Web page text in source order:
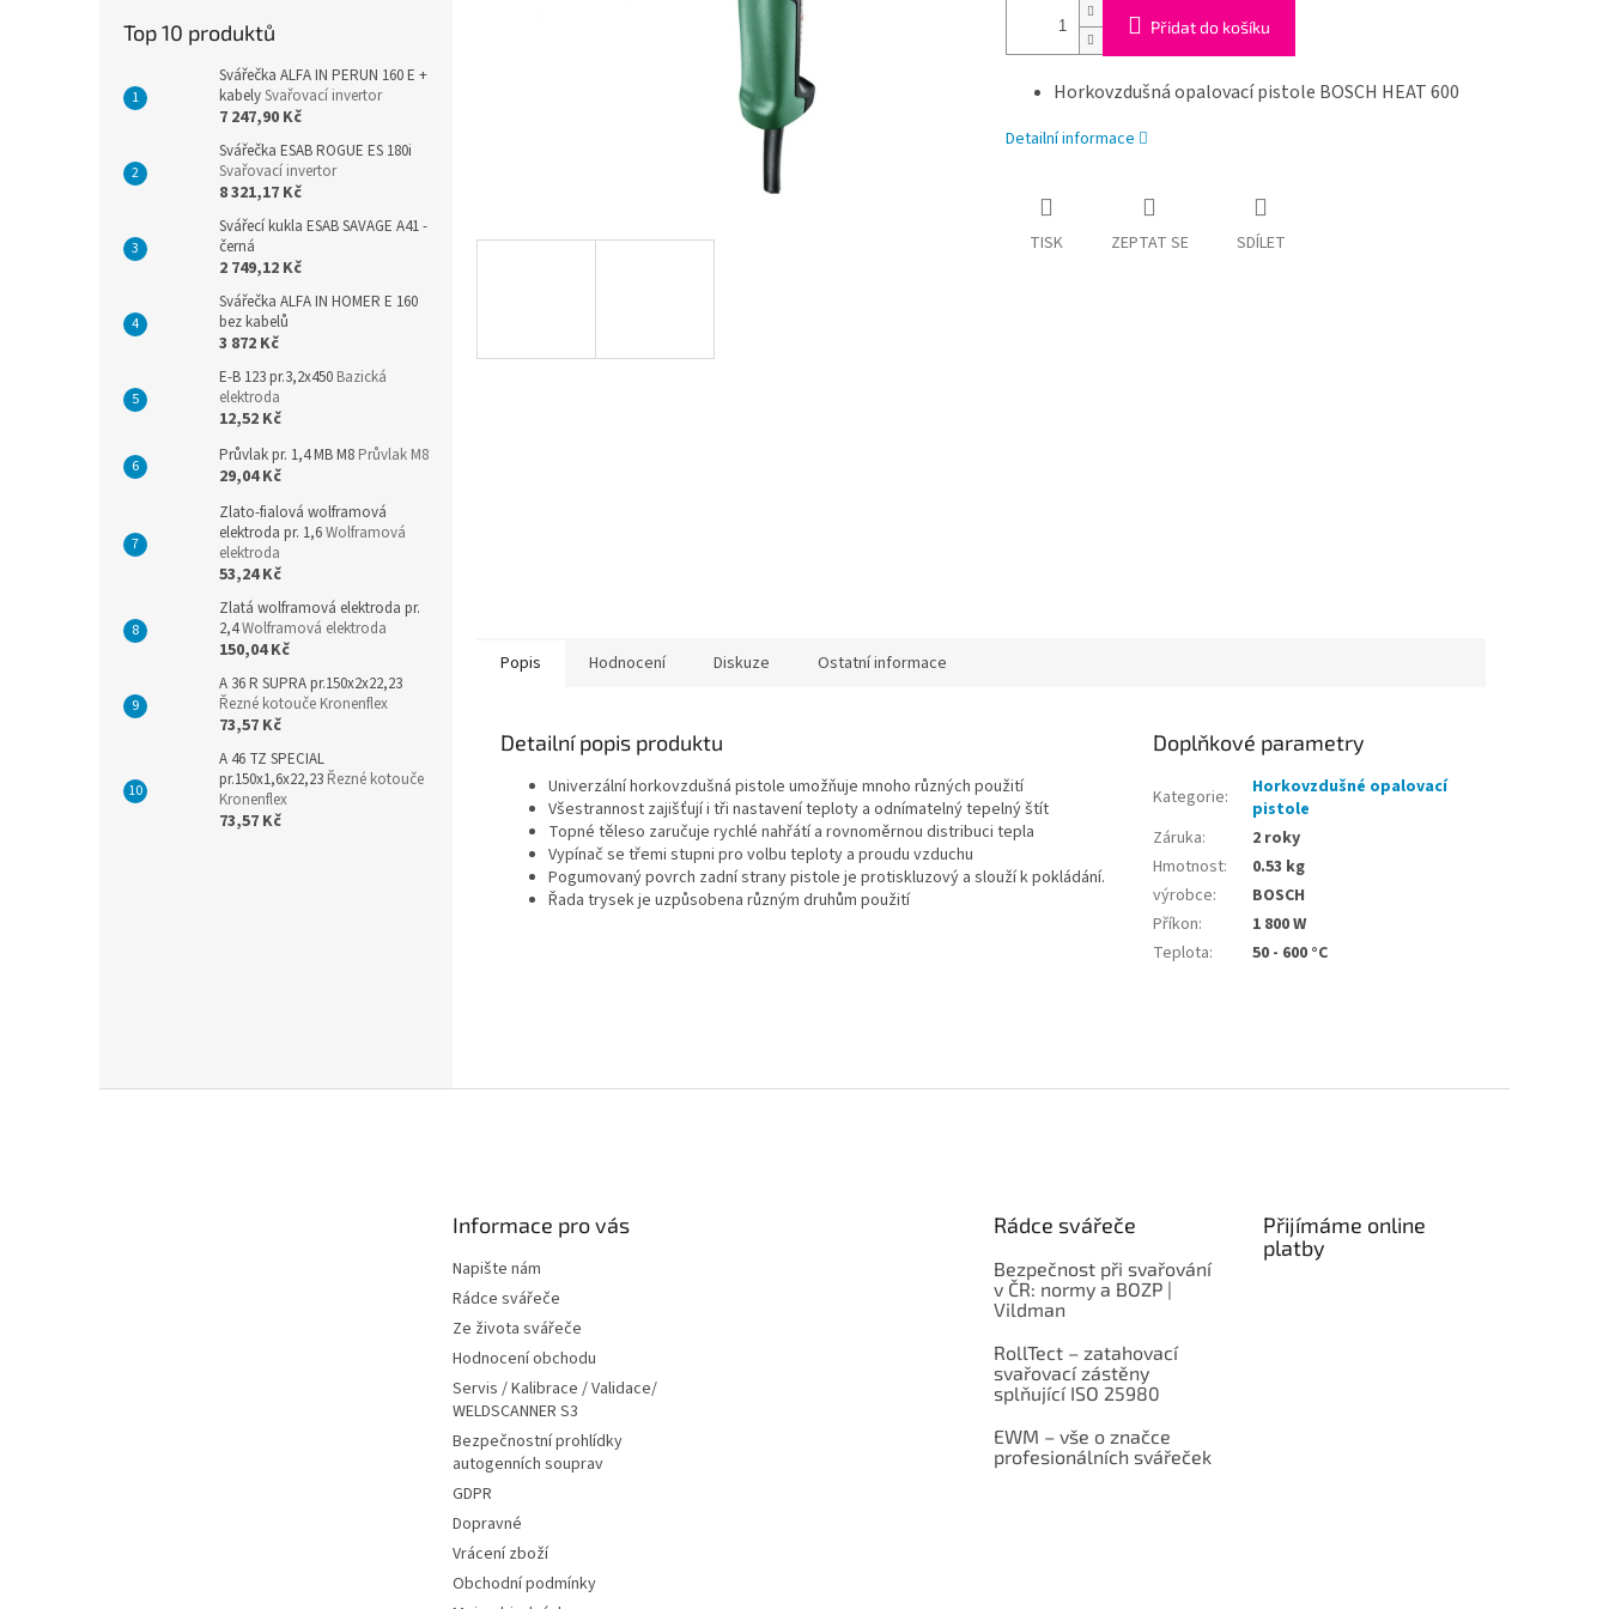
Top 10 produktů
Svářečka ALFA IN PERUN 160 E +
kabelySvařovací invertor
7 247,90 Kč
Svářečka ESAB ROGUE ES 180i
Svařovací invertor
8 321,17 Kč
Svářecí kukla ESAB SAVAGE A41 -
černá
2 749,12 Kč
Svářečka ALFA IN HOMER E 160
bez kabelů
3 872 Kč
E-B 123 pr.3,2x450 Bazická
elektroda
12,52 Kč
Průvlak pr. 1,4 MB M8 Průvlak M8
29,04 Kč
Zlato-fialová wolframová
elektroda pr. 1,6Wolframová
elektroda
53,24 Kč
Zlatá wolframová elektroda pr.
2,4Wolframová elektroda
150,04 Kč
A 36 R SUPRA pr.150x2x22,23
Řezné kotouče Kronenflex
73,57 Kč
A 46 TZ SPECIAL
pr.150x1,6x22,23 Řezné kotouče
Kronenflex
73,57 Kč
Přidat do košíku
Horkovzdušná opalovací pistole BOSCH HEAT 600
Detailní informace
TISK ZEPTAT SE SDÍLET
Popis Hodnocení Diskuze Ostatní informace
Detailní popis produktu
Univerzální horkovzdušná pistole umožňuje mnoho různých použití
Všestrannost zajišťují i tři nastavení teploty a odnímatelný tepelný štít
Topné těleso zaručuje rychlé nahřátí a rovnoměrnou distribuci tepla
Vypínač se třemi stupni pro volbu teploty a proudu vzduchu
Pogumovaný povrch zadní strany pistole je protiskluzový a slouží k pokládání.
Řada trysek je uzpůsobena různým druhům použití
Doplňkové parametry
Kategorie:
Horkovzdušné opalovací
pistole
Záruka:
2 roky
Hmotnost:
0.53 kg
výrobce:
BOSCH
Příkon:
1 800 W
Teplota: 50 - 600 °C
Informace pro vás
Napište nám
Rádce svářeče
Ze života svářeče
Hodnocení obchodu
Servis / Kalibrace / Validace/
WELDSCANNER S3
Bezpečnostní prohlídky
autogenních souprav
GDPR
Dopravné
Vrácení zboží
Obchodní podmínky
Rádce svářeče
Bezpečnost při svařování
v ČR: normy a BOZP |
Vildman
RollTect – zatahovací
svařovací zástěny
splňující ISO 25980
EWM – vše o značce
profesionálních svářeček
Přijímáme online
platby